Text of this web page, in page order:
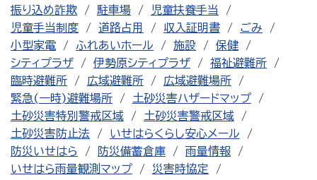
振り込め詐欺 駐車場
児童扶養手当
児童手当制度
道路占用 収入証明書
ごみ
小型家電
ふれあいホール 施設
保健
シティプラザ
伊勢原シティプラザ
福祉避難所
臨時避難所
広域避難所
広域避難場所
緊急(一時)避難場所
土砂災害ハザードマップ
土砂災害特別警戒区域
土砂災害警戒区域
土砂災害防止法
いせはらくらし安心メール
防災いせはら
防災備蓄倉庫
雨量情報
いせはら雨量観測マップ
災害時協定